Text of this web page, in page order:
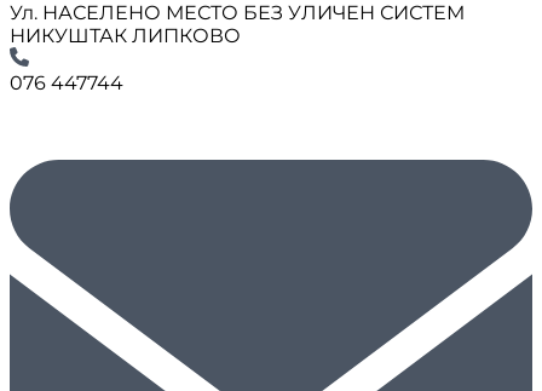
Ул. НАСЕЛЕНО МЕСТО БЕЗ УЛИЧЕН СИСТЕМ
НИКУШТАК ЛИПКОВО
076 447744